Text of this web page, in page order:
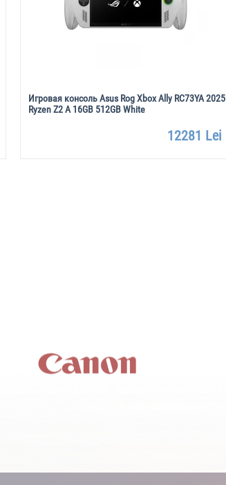
Игровая консоль Asus Rog Xbox Ally RC73YA 2025
Ryzen Z2 A 16GB 512GB White
12281 Lei